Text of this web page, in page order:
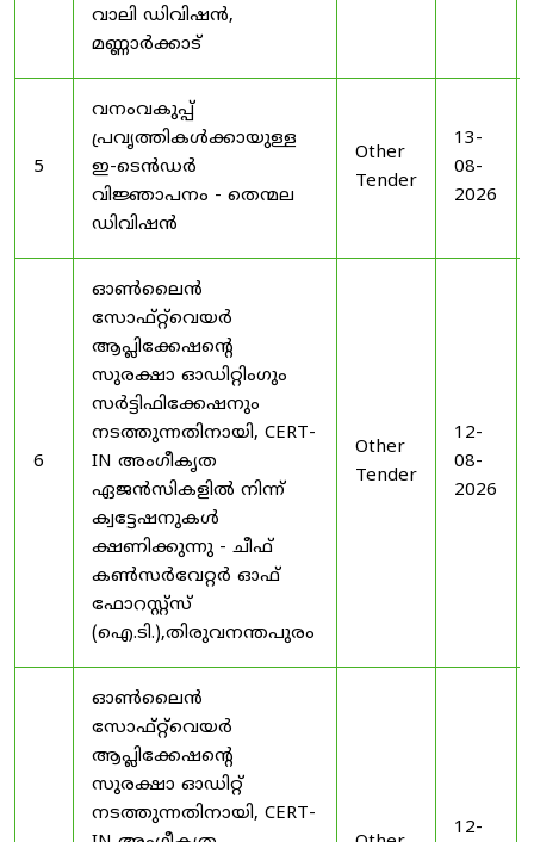
വാലി ഡിവിഷൻ,
മണ്ണാർക്കാട്
5
വനംവകുപ്പ്
പ്രവൃത്തികൾക്കായുള്ള
ഇ-ടെൻഡർ
വിജ്ഞാപനം - തെന്മല
ഡിവിഷൻ
Other
Tender
13-
08-
2026
6
ഓൺലൈൻ
സോഫ്റ്റ്‌വെയർ
ആപ്ലിക്കേഷന്റെ
സുരക്ഷാ ഓഡിറ്റിംഗും
സർട്ടിഫിക്കേഷനും
നടത്തുന്നതിനായി, CERT-
IN അംഗീകൃത
ഏജൻസികളിൽ നിന്ന്
ക്വട്ടേഷനുകൾ
ക്ഷണിക്കുന്നു - ചീഫ്
കൺസർവേറ്റർ ഓഫ്
ഫോറസ്റ്റ്സ്
(ഐ.ടി.),തിരുവനന്തപുരം
Other
Tender
12-
08-
2026
ഓൺലൈൻ
സോഫ്റ്റ്‌വെയർ
ആപ്ലിക്കേഷന്റെ
സുരക്ഷാ ഓഡിറ്റ്
നടത്തുന്നതിനായി, CERT-
12-